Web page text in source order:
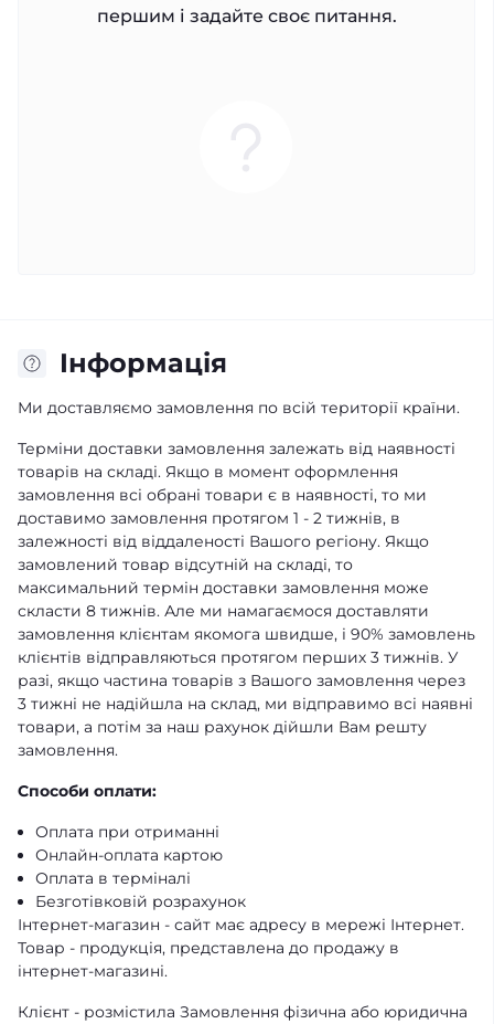
першим і задайте своє питання.
Iнформація
Ми доставляємо замовлення по всій території країни.
Терміни доставки замовлення залежать від наявності
товарів на складі. Якщо в момент оформлення
замовлення всі обрані товари є в наявності, то ми
доставимо замовлення протягом 1 - 2 тижнів, в
залежності від віддаленості Вашого регіону. Якщо
замовлений товар відсутній на складі, то
максимальний термін доставки замовлення може
скласти 8 тижнів. Але ми намагаємося доставляти
замовлення клієнтам якомога швидше, і 90% замовлень
клієнтів відправляються протягом перших 3 тижнів. У
разі, якщо частина товарів з Вашого замовлення через
3 тижні не надійшла на склад, ми відправимо всі наявні
товари, а потім за наш рахунок дійшли Вам решту
замовлення.
Способи оплати:
Оплата при отриманні
Онлайн-оплата картою
Оплата в терміналі
Безготівковій розрахунок
Інтернет-магазин - сайт має адресу в мережі Інтернет.
Товар - продукція, представлена ​​до продажу в
інтернет-магазині.
Клієнт - розмістила Замовлення фізична або юридична